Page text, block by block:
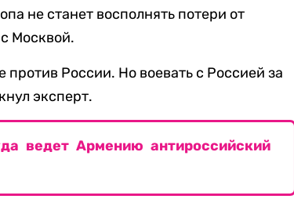
не станет восполнять потери от
Москвой.
против России. Но воевать с Россией за
эксперт.
ведет Армению антироссийский